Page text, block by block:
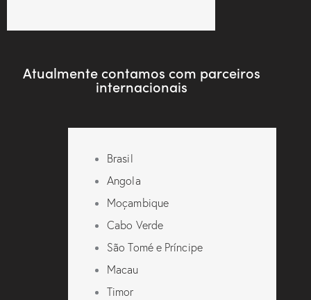
Atualmente contamos com parceiros
internacionais
Brasil
Angola
Moçambique
Cabo Verde
São Tomé e Príncipe
Macau
Timor